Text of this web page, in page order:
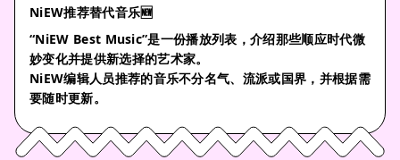
NiEW推荐替代音乐🆕
“NiEW Best Music”是一份播放列表，介绍那些顺应时代微
妙变化并提供新选择的艺术家。
NiEW编辑人员推荐的音乐不分名气、流派或国界，并根据需
要随时更新。